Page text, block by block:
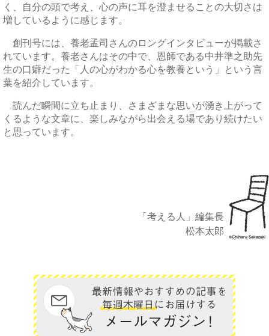
く、自分の頭で考え、心の声に耳を澄ませることの大切さは
増しているように感じます。
創刊号には、養老孟司さんのロングインタビューが掲載さ
れています。養老さんはその中で、恩師である中井準之助先
生の口癖だった「人の心がわかる心を教養という」という言
葉を紹介しています。
読んだ瞬間に立ち止まり、さまざまな思いが湧き上がって
くるような文章に、楽しみながら出会える場であり続けたい
と思っています。
「考える人」編集長
松本太郎